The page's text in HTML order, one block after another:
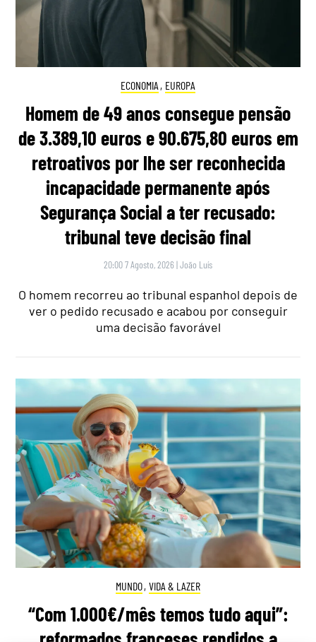
ECONOMIA , EUROPA
Homem de 49 anos consegue pensão
de 3.389,10 euros e 90.675,80 euros em
retroativos por lhe ser reconhecida
incapacidade permanente após
Segurança Social a ter recusado:
tribunal teve decisão final
20:00 7 Agosto, 2026 |João Luís
O homem recorreu ao tribunal espanhol depois de
ver o pedido recusado e acabou por conseguir
uma decisão favorável
MUNDO, VIDA & LAZER
“Com 1.000€/mês temos tudo aqui”: